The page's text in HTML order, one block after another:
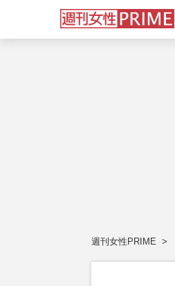
週刊女性PRIME